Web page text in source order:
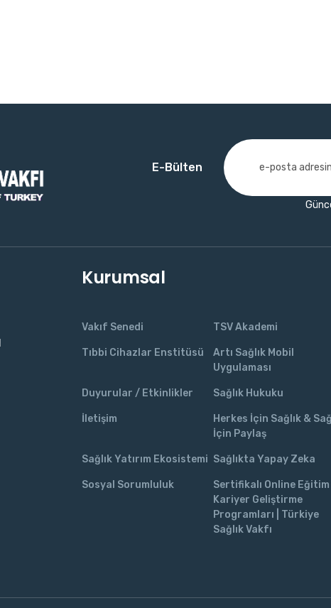
E-Bülten
Kurumsal
Vakıf Senedi TSV Akademi
Tıbbi Cihazlar Enstitüsü
Artı Sağlık Mobil
Uygulaması
Duyurular / Etkinlikler Sağlık Hukuku
İletişim
Herkes İçin Sağlık &
İçin Paylaş
Sağlık Yatırım Ekosistemi Sağlıkta Yapay Zeka
Sosyal Sorumluluk
Sertifikalı Online Eğitim
Kariyer Geliştirme
Programları | Türkiye
Sağlık Vakfı